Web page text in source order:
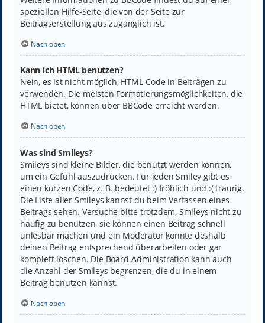
speziellen Hilfe-Seite, die von der Seite zur
Beitragserstellung aus zugänglich ist.
Nach oben
Kann ich HTML benutzen?
Nein, es ist nicht möglich, HTML-Code in Beiträgen zu
verwenden. Die meisten Formatierungsmöglichkeiten, die
HTML bietet, können über BBCode erreicht werden.
Nach oben
Was sind Smileys?
Smileys sind kleine Bilder, die benutzt werden können,
um ein Gefühl auszudrücken. Für jeden Smiley gibt es
einen kurzen Code, z. B. bedeutet :) fröhlich und :( traurig.
Die Liste aller Smileys kannst du beim Verfassen eines
Beitrags sehen. Versuche bitte trotzdem, Smileys nicht zu
häufig zu benutzen, sie können einen Beitrag schnell
unlesbar machen und ein Moderator könnte deshalb
deinen Beitrag entsprechend überarbeiten oder gar
komplett löschen. Die Board-Administration kann auch
die Anzahl der Smileys begrenzen, die du in einem
Beitrag benutzen kannst.
Nach oben